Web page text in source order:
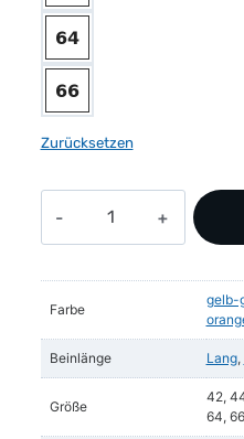
Zurücksetzen
Menge
Farbe
gelb-
Beinlänge Lang,
Größe
42,
64, 66